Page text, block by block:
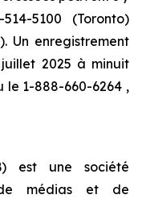
5100 (Toronto)
Un enregistrement
2025 à minuit
le 1-888-660-6264 ,
est une société
médias et de